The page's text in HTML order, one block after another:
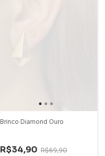
Brinco Diamond Ouro
R$34,90 R$69,90